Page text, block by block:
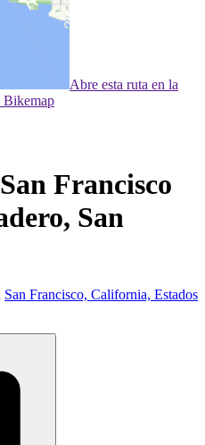
Abre esta ruta en la
Bikemap
Francisco
San
San Francisco, California, Estados